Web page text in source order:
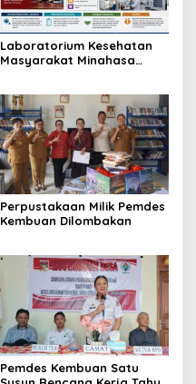
Laboratorium Kesehatan
Masyarakat Minahasa
Perpustakaan Milik Pemdes
Kembuan Dilombakan
Pemdes Kembuan Satu